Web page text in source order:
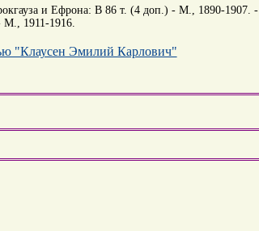
и Ефрона: В 86 т. (4 доп.) - М., 1890-
1911-1916.
"Клаусен Эмилий Карлович"